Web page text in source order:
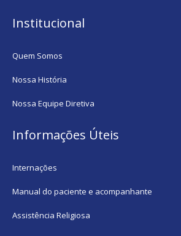
Institucional
Quem Somos
Nossa História
Nossa Equipe Diretiva
Informações Úteis
Internações
Manual do paciente e acompanhante
Assistência Religiosa